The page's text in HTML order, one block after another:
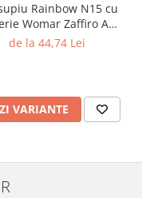
Rainbow N15 cu
Womar Zaffiro AN-
NZ-15E
de la 44,74 Lei
VARIANTE